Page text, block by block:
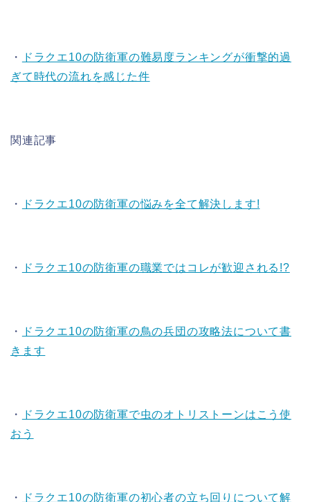
・
ドラクエ10の防衛軍の難易度ランキングが衝撃的過
ぎて時代の流れを感じた件
関連記事
・ ドラクエ10の防衛軍の悩みを全て解決します!
・ ドラクエ10の防衛軍の職業ではコレが歓迎される!?
・
ドラクエ10の防衛軍の鳥の兵団の攻略法について書
きます
・
ドラクエ10の防衛軍で虫のオトリストーンはこう使
おう
・
ドラクエ10の防衛軍の初心者の立ち回りについて解